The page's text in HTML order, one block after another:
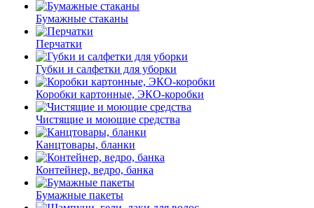
Бумажные стаканы
Перчатки
Губки и салфетки для уборки
Коробки картонные, ЭКО-коробки
Чистящие и моющие средства
Канцтовары, бланки
Контейнер, ведро, банка
Бумажные пакеты